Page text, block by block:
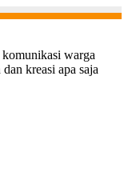
warga
kreasi apa saja